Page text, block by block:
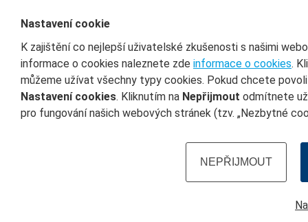
Nastavení cookie
K zajištění co nejlepší uživatelské zkušenosti s našimi
informace o cookies naleznete zde informace o cookies.
můžeme užívat všechny typy cookies. Pokud chcete
Nastavení cookies. Kliknutím na Nepřijmout odmítnete
pro fungování našich webových stránek (tzv. „Nezbytné
NEPŘIJMOUT